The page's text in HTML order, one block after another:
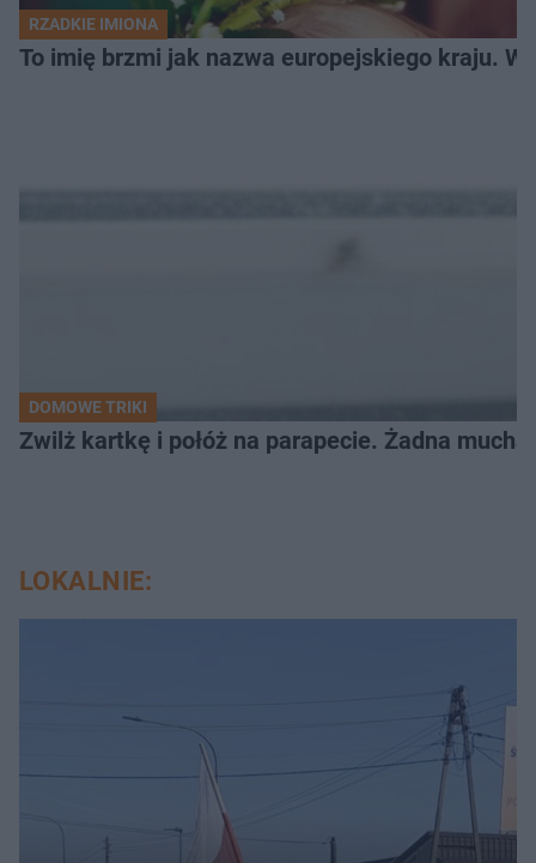
RZADKIE IMIONA
To imię brzmi jak nazwa europejskiego kraju.
DOMOWE TRIKI
Zwilż kartkę i połóż na parapecie. Żadna
LOKALNIE: